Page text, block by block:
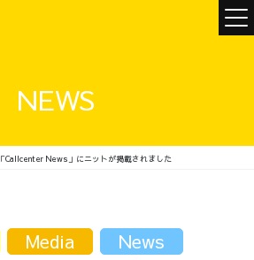
NEWS
「Callcenter News」にニットが掲載されました
Media
News